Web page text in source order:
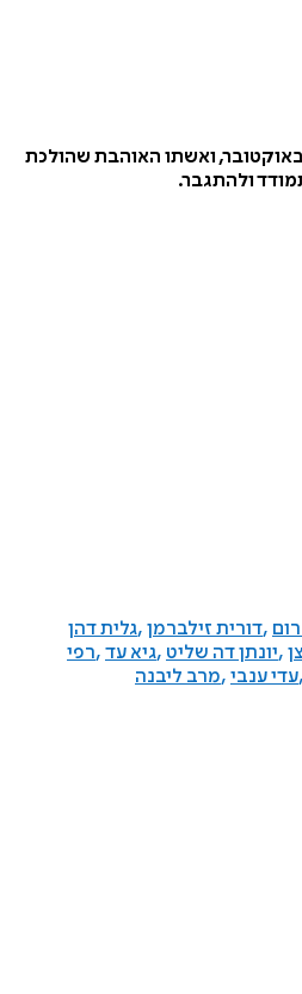
שפישל בענק ב-7 באוקטובר, ואשתו האוהבת שהולכת
ולהתגבר.
דורית זילברמן גלית דהן
יונתן דה שליט גיא עד רפי
עדי ענבי מרב ליבנה